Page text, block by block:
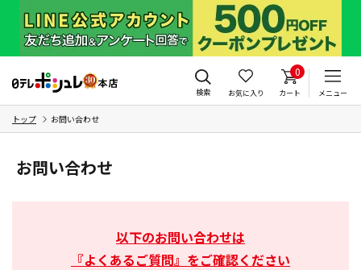
検索 お気に入り
0
カート メニュー
トップ お問い合わせ
お問い合わせ
以下のお問い合わせは
『よくあるご質問』をご確認ください